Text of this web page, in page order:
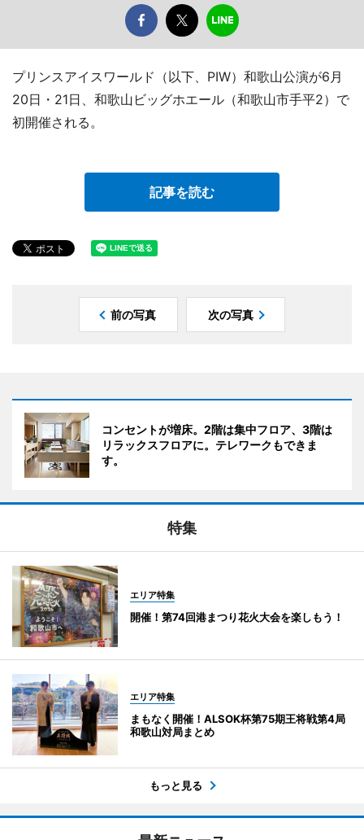
プリンスアイスワールド（以下、PIW）和歌山公演が6月
20日・21日、和歌山ビッグホエール（和歌山市手平2）で
初開催される。
記事を読む
前の写真 次の写真
コンセントが増床。2階は集中フロア、3階は
リラックスフロアに。テレワークもできま
す。
特集
エリア特集
開催！第74回港まつり花火大会を楽しもう！
エリア特集
まもなく開催！ALSOK杯第75期王将戦第4局
和歌山対局まとめ
もっと見る